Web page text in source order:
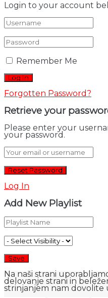
Login to your account
Remember Me
Forgotten Password?
Retrieve your
Please enter your
your password.
Log In
Add New Playlist
Na naši strani
delovanje strani in
strinjanjem nam dovolite